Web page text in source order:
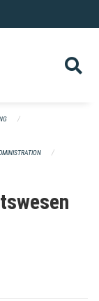
Link)